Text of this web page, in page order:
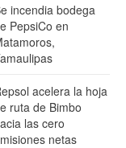
incendia bodega
PepsiCo en
acelera la hoja
ruta de Bimbo
las cero
netas